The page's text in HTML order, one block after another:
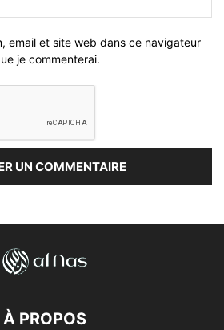
email et site web dans ce navigateur
je commenterai.
À PROPOS